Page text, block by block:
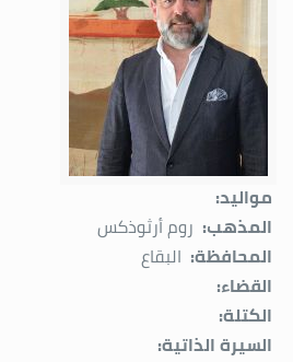
مواليد:
المذهب: روم أرثوذكس
المحافظة: البقاع
القضاء:
الكتلة:
السيرة الذاتية: